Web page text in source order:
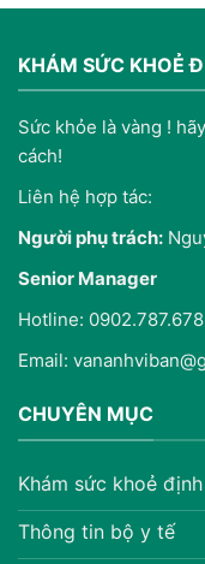
KHÁM SỨC KHOẺ
Sức khỏe là vàng !
cách!
Liên hệ hợp tác:
Người phụ trách:
Senior Manager
Hotline: 0902.787.678
Email:
CHUYÊN MỤC
Khám sức khoẻ
Thông tin bộ y tế